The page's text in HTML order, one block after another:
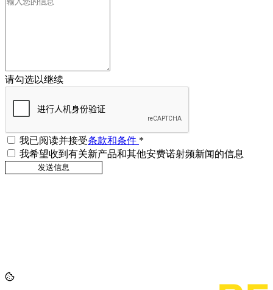
请勾选以继续
我已阅读并接受条款和条件 *
我希望收到有关新产品和其他安费诺射频新闻的信息